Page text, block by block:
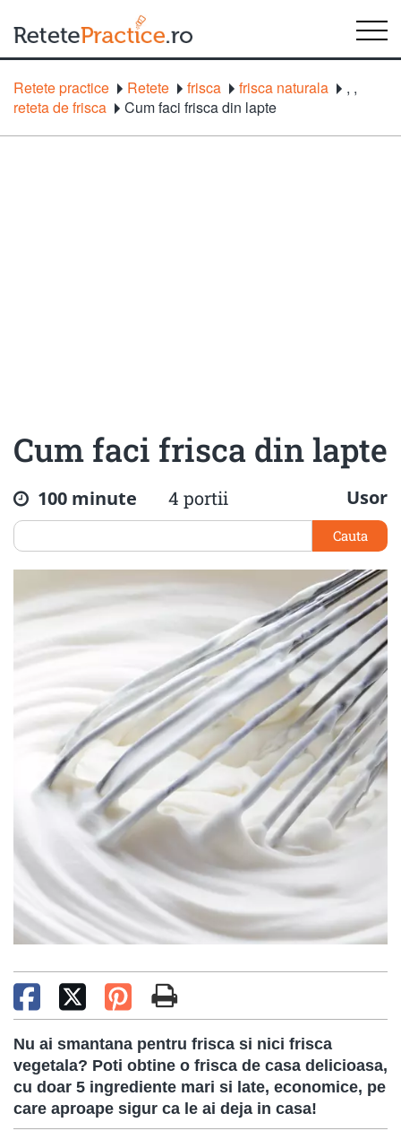
Retete practice Retete frisca ,
frisca naturala
,
reteta de frisca
Cum faci frisca din lapte
Cum faci frisca din lapte
100 minute 4 portii Usor
Cauta
Nu ai smantana pentru frisca si nici frisca
vegetala? Poti obtine o frisca de casa delicioasa,
cu doar 5 ingrediente mari si late, economice, pe
care aproape sigur ca le ai deja in casa!